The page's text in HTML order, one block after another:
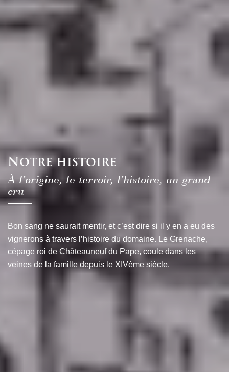
Notre histoire
À l’origine, le terroir, l’histoire, un grand
cru
Bon sang ne saurait mentir, et c’est dire si il y en a eu des
vignerons à travers l’histoire du domaine. Le Grenache,
cépage roi de Châteauneuf du Pape, coule dans les
veines de la famille depuis le XIVème siècle.